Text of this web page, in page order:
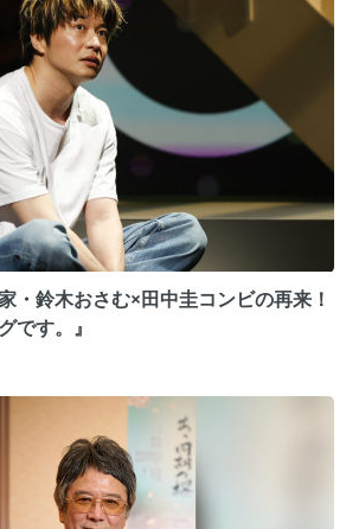
・鈴木おさむ×田中圭コンビの再来！
です。』